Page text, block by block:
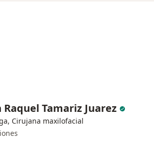
Tamariz Juarez
Cirujana maxilofacial